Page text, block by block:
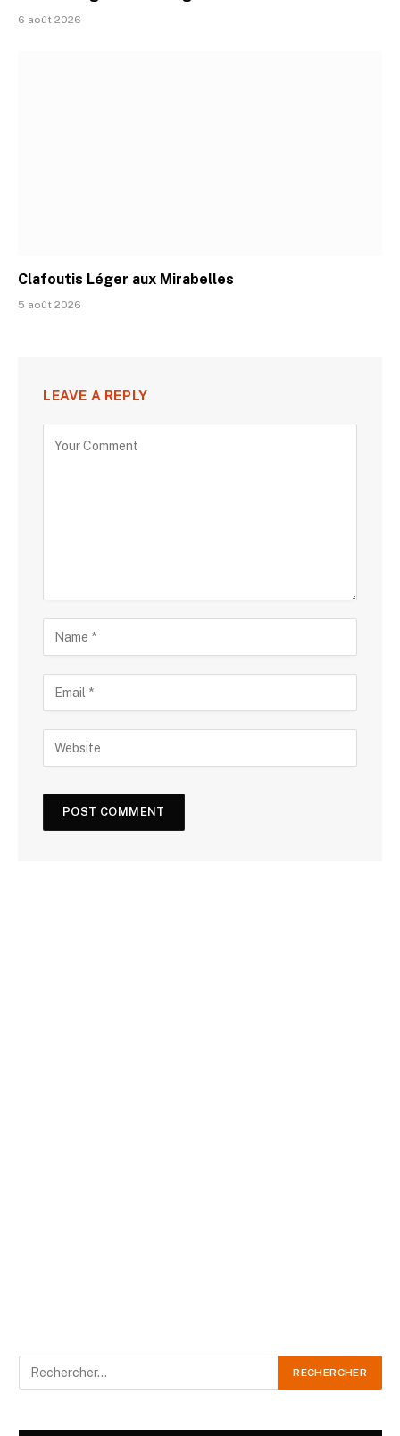
6 août 2026
Clafoutis Léger aux Mirabelles
5 août 2026
LEAVE A REPLY